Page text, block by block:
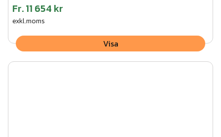
Fr.11 654 kr
exkl.moms
Visa